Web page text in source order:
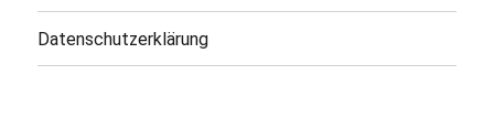
Datenschutzerklärung